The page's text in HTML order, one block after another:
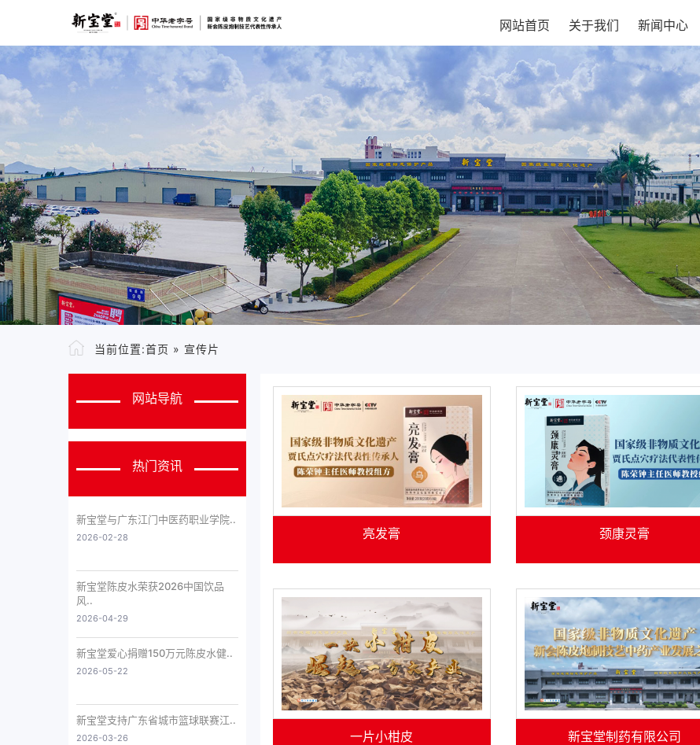
网站首页 关于我们 新闻中心
当前位置:首页 » 宣传片
网站导航
热门资讯
新宝堂与广东江门中医药职业学院..
2026-02-28
新宝堂陈皮水荣获2026中国饮品
风..
2026-04-29
新宝堂爱心捐赠150万元陈皮水健..
2026-05-22
新宝堂支持广东省城市篮球联赛江..
2026-03-26
亮发膏 颈康灵膏
一片小柑皮 新宝堂制药有限公司